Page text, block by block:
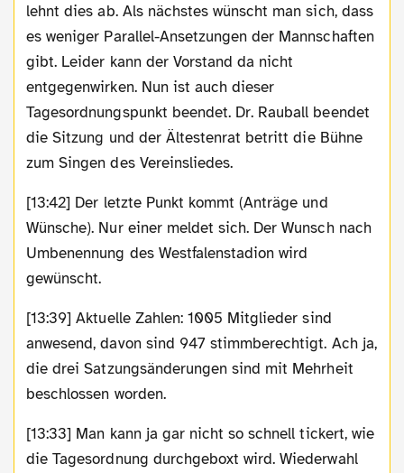
lehnt dies ab. Als nächstes wünscht man sich, dass
es weniger Parallel-Ansetzungen der Mannschaften
gibt. Leider kann der Vorstand da nicht
entgegenwirken. Nun ist auch dieser
Tagesordnungspunkt beendet. Dr. Rauball beendet
die Sitzung und der Ältestenrat betritt die Bühne
zum Singen des Vereinsliedes.
[13:42] Der letzte Punkt kommt (Anträge und
Wünsche). Nur einer meldet sich. Der Wunsch nach
Umbenennung des Westfalenstadion wird
gewünscht.
[13:39] Aktuelle Zahlen: 1005 Mitglieder sind
anwesend, davon sind 947 stimmberechtigt. Ach ja,
die drei Satzungsänderungen sind mit Mehrheit
beschlossen worden.
[13:33] Man kann ja gar nicht so schnell tickert, wie
die Tagesordnung durchgeboxt wird. Wiederwahl